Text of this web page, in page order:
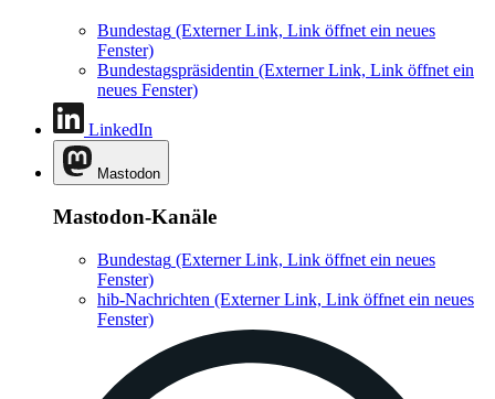
Bundestag (Externer Link, Link öffnet ein neues
Fenster)
Bundestagspräsidentin (Externer Link, Link öffnet ein
neues Fenster)
LinkedIn
Mastodon
Mastodon-Kanäle
Bundestag (Externer Link, Link öffnet ein neues
Fenster)
hib-Nachrichten (Externer Link, Link öffnet ein neues
Fenster)